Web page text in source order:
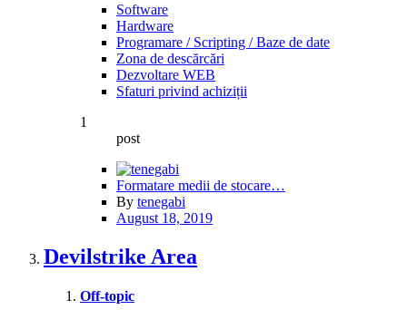
Software
Hardware
Programare / Scripting / Baze de date
Zona de descărcări
Dezvoltare WEB
Sfaturi privind achiziții
1
post
Formatare medii de stocare…
By tenegabi
August 18, 2019
Devilstrike Area
Off-topic